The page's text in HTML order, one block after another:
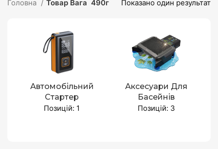
Головна Товар Вага 490г Показано один результат
Автомобільний
Стартер
Позицій: 1
Аксесуари Для
Басейнів
Позицій: 3